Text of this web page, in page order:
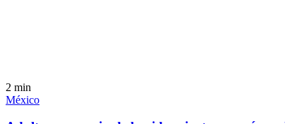
2 min
México